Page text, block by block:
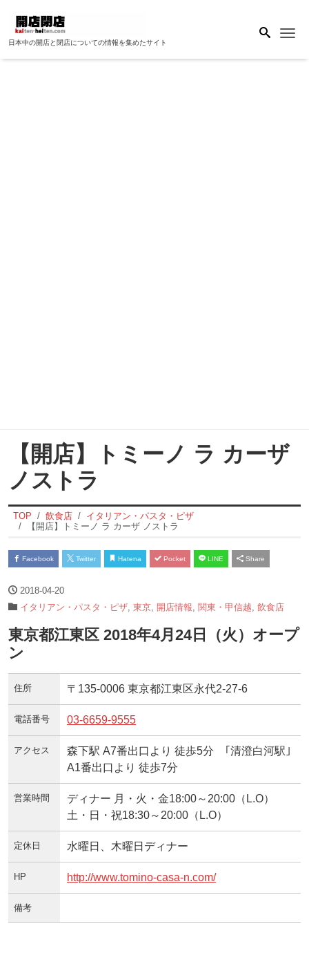
日本中の開店と閉店についての情報を集めたサイト
【開店】トミーノ ラ カーザ
ノストラ
TOP 飲食店
イタリアン・パスタ・ピザ
【開店】トミーノ ラ カーザ ノストラ
Facebook Twitter Hatena Pocket LINE Share
2018-04-20
イタリアン・パスタ・ピザ 東京 開店情報 関東・甲信越 飲食店
東京都江東区 2018年4月24日（火）オープ
ン
住所 〒135-0006 東京都江東区永代2-27-6
電話番号 03-6659-9555
アクセス
森下駅 A7番出口より 徒歩5分 ｢清澄白河駅｣
A1番出口より 徒歩7分
営業時間
ディナー 月・火・金18:00～20:00（L.O）
土・日・祝18:30～20:00（L.O）
定休日 水曜日、木曜日ディナー
HP http://www.tomino-casa-n.com/
備考